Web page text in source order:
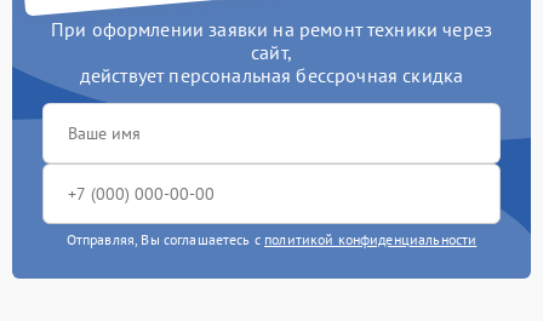
При оформлении заявки на ремонт техники через
сайт,
действует персональная бессрочная скидка
Отправляя, Вы соглашаетесь с политикой конфиденциальности